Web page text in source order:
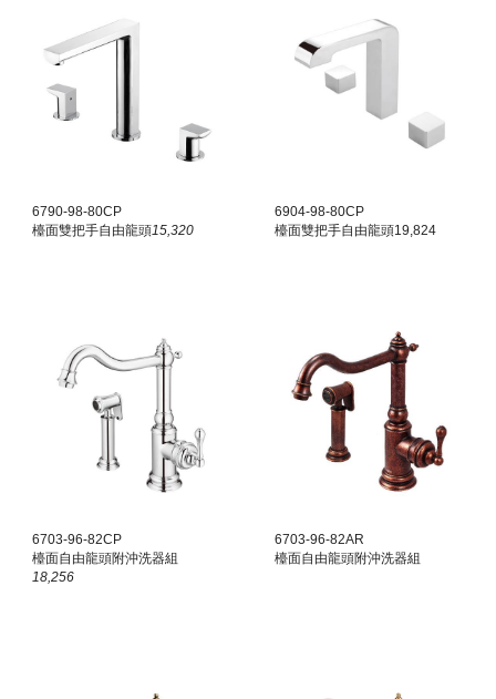
6790-98-80CP
檯面雙把手自由龍頭15,320
6904-98-80CP
檯面雙把手自由龍頭19,824
6703-96-82CP
檯面自由龍頭附沖洗器組
18,256
6703-96-82AR
檯面自由龍頭附沖洗器組